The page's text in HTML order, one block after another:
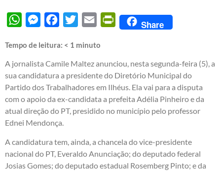
WhatsAppMessengerFacebook
Twitter Email PrintFriendly
Share
Tempo de leitura: < 1 minuto
A jornalista Camile Maltez anunciou, nesta segunda-feira (5), a
sua candidatura a presidente do Diretório Municipal do
Partido dos Trabalhadores em Ilhéus. Ela vai para a disputa
com o apoio da ex-candidata a prefeita Adélia Pinheiro e da
atual direção do PT, presidido no município pelo professor
Ednei Mendonça.
A candidatura tem, ainda, a chancela do vice-presidente
nacional do PT, Everaldo Anunciação; do deputado federal
Josias Gomes; do deputado estadual Rosemberg Pinto; e da